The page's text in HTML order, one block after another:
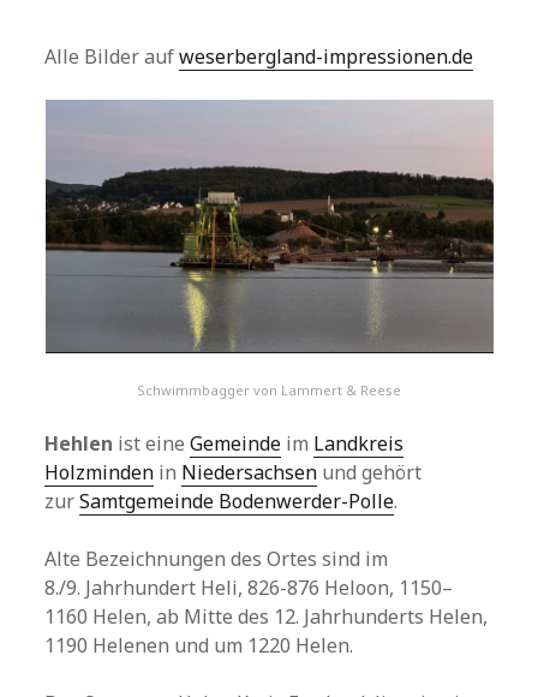
Alle Bilder aufweserbergland-impressionen.de
Schwimmbagger von Lammert & Reese
Hehlen ist eineGemeinde im Landkreis
Holzminden in Niedersachsen und gehört
zurSamtgemeinde Bodenwerder-Polle.
Alte Bezeichnungen des Ortes sind im
8./9. Jahrhundert Heli, 826-876 Heloon, 1150–
1160 Helen, ab Mitte des 12. Jahrhunderts Helen,
1190 Helenen und um 1220 Helen.